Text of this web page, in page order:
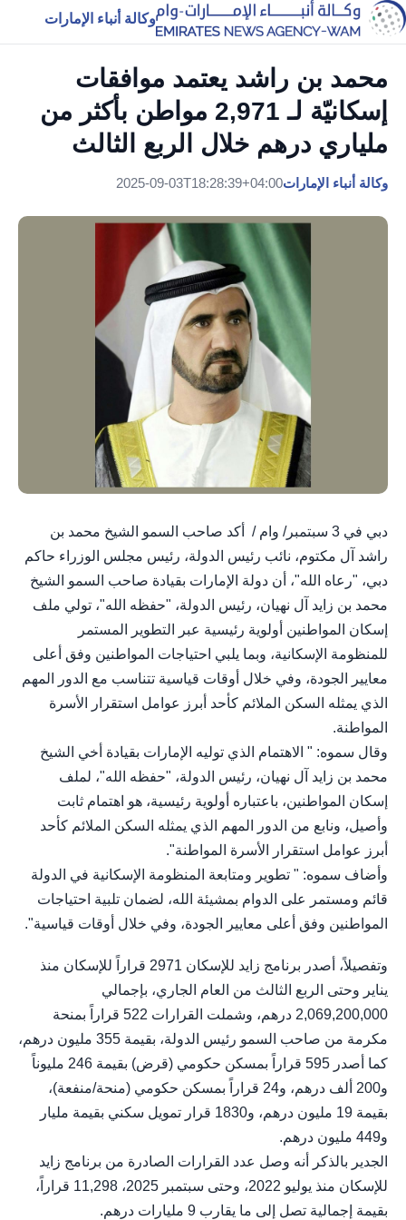
وكالة أنباء الإمارات
محمد بن راشد يعتمد موافقات
إسكانيّة لـ 2,971 مواطن بأكثر من
ملياري درهم خلال الربع الثالث
وكالة أنباء الإمارات2025-09-03T18:28:39+04:00
دبي في 3 سبتمبر/ وام / أكد صاحب السمو الشيخ محمد بن
راشد آل مكتوم، نائب رئيس الدولة، رئيس مجلس الوزراء حاكم
دبي، "رعاه الله"، أن دولة الإمارات بقيادة صاحب السمو الشيخ
محمد بن زايد آل نهيان، رئيس الدولة، "حفظه الله"، تولي ملف
إسكان المواطنين أولوية رئيسية عبر التطوير المستمر
للمنظومة الإسكانية، وبما يلبي احتياجات المواطنين وفق أعلى
معايير الجودة، وفي خلال أوقات قياسية تتناسب مع الدور المهم
الذي يمثله السكن الملائم كأحد أبرز عوامل استقرار الأسرة
المواطنة.
وقال سموه: " الاهتمام الذي توليه الإمارات بقيادة أخي الشيخ
محمد بن زايد آل نهيان، رئيس الدولة، "حفظه الله"، لملف
إسكان المواطنين، باعتباره أولوية رئيسية، هو اهتمام ثابت
وأصيل، ونابع من الدور المهم الذي يمثله السكن الملائم كأحد
أبرز عوامل استقرار الأسرة المواطنة".
وأضاف سموه: " تطوير ومتابعة المنظومة الإسكانية في الدولة
قائم ومستمر على الدوام بمشيئة الله، لضمان تلبية احتياجات
المواطنين وفق أعلى معايير الجودة، وفي خلال أوقات قياسية".
وتفصيلاً، أصدر برنامج زايد للإسكان 2971 قراراً للإسكان منذ
يناير وحتى الربع الثالث من العام الجاري، بإجمالي
2,069,200,000 درهم، وشملت القرارات 522 قراراً بمنحة
مكرمة من صاحب السمو رئيس الدولة، بقيمة 355 مليون درهم،
كما أصدر 595 قراراً بمسكن حكومي (قرض) بقيمة 246 مليوناً
و200 ألف درهم، و24 قراراً بمسكن حكومي (منحة/منفعة)،
بقيمة 19 مليون درهم، و1830 قرار تمويل سكني بقيمة مليار
و449 مليون درهم.
الجدير بالذكر أنه وصل عدد القرارات الصادرة من برنامج زايد
للإسكان منذ يوليو 2022، وحتى سبتمبر 2025، 11,298 قراراً،
بقيمة إجمالية تصل إلى ما يقارب 9 مليارات درهم.